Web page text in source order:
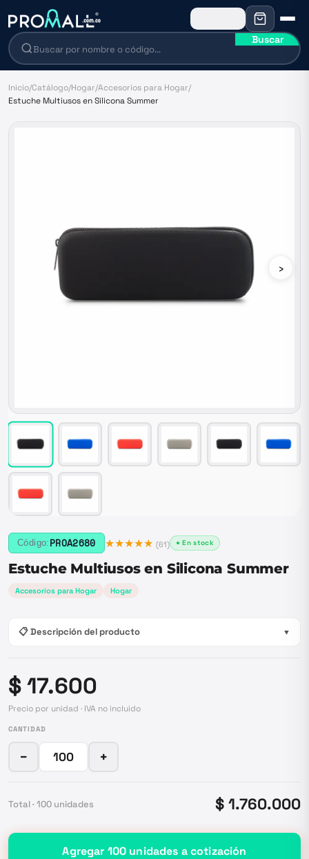
Buscar
Inicio/Catálogo/Hogar/Accesorios para Hogar/
Estuche Multiusos en Silicona Summer
›
Código: PROA2680 ★★★★★ (61) ● En stock
Estuche Multiusos en Silicona Summer
Accesorios para Hogar Hogar
📋 Descripción del producto ▼
$ 17.600
Precio por unidad · IVA no incluido
CANTIDAD
− +
Total · 100 unidades $ 1.760.000
Agregar 100 unidades a cotización